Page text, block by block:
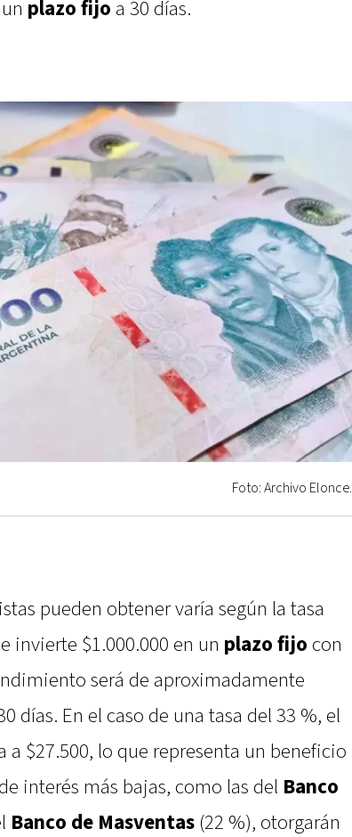
plazo fijo a 30 días.
Foto: Archivo Elonce.
pueden obtener varía según la tasa
invierte $1.000.000 en un plazo fijo con
será de aproximadamente
días. En el caso de una tasa del 33 %, el
$27.500, lo que representa un beneficio
interés más bajas, como las del Banco
Banco de Masventas (22 %), otorgarán